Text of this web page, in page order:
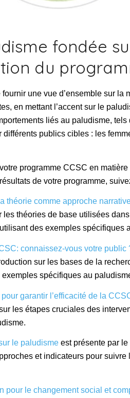
fondée
du
fournir une vue d’ensemble sur
en mettant l’accent sur le
liés au paludisme,
publics cibles : les
programme CCSC en
de votre programme,
théorie comme approche
théories de base utilisées
des exemples spécifiques
connaissez-vous votre public
sur les bases de la
spécifiques au
garantir l’efficacité de la
les étapes cruciales des
le paludisme est présente par
et indicateurs pour
le changement social et